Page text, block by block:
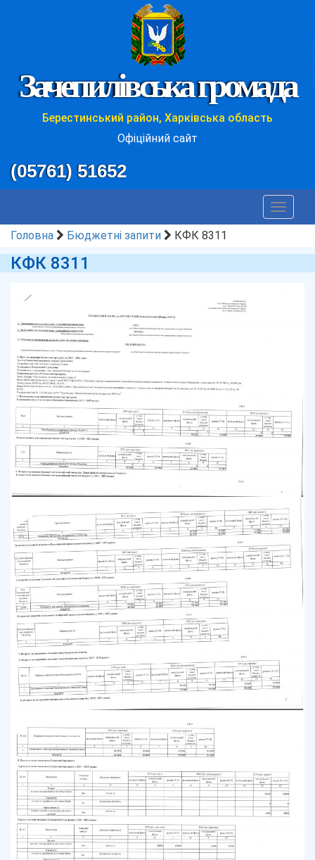
Зачепилівська громада
Берестинський район, Харківська область
Офіційний сайт
(05761) 51652
Toggle
Головна
Бюджетні запити КФК 8311
КФК 8311